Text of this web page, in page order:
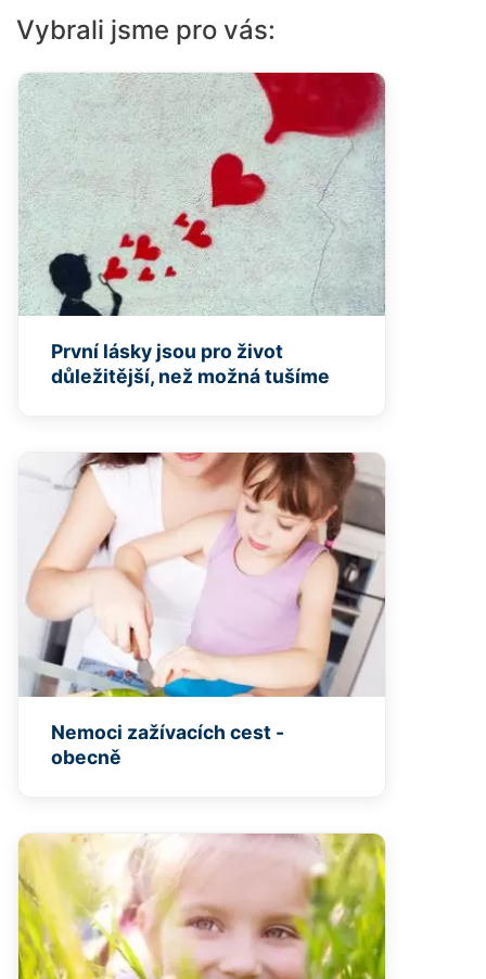
Vybrali jsme pro vás:
První lásky jsou pro život
důležitější, než možná tušíme
Nemoci zažívacích cest -
obecně